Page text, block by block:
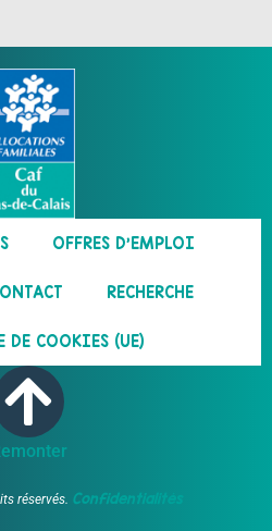
OFFRES D’EMPLOI
RECHERCHE
COOKIES (UE)
réservés. Confidentialités